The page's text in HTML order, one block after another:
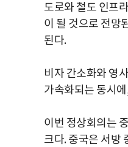
도로와 철도 인프
이 될 것으로 전망
된다.
비자 간소화와 영
가속화되는 동시
이번 정상회의는
크다. 중국은 서방